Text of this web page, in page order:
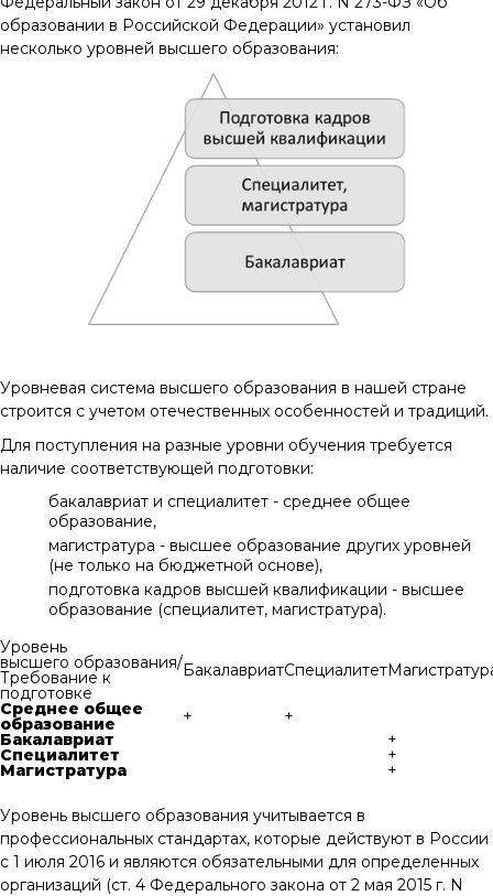
образовании в Российской Федерации» установил
несколько уровней высшего образования:
Уровневая система высшего образования в нашей стране
строится с учетом отечественных особенностей и традиций.
Для поступления на разные уровни обучения требуется
наличие соответствующей подготовки:
бакалавриат и специалитет - среднее общее
образование,
магистратура - высшее образование других уровней
(не только на бюджетной основе),
подготовка кадров высшей квалификации - высшее
образование (специалитет, магистратура).
Уровень
высшего образования/
Требование к
подготовке
БакалавриатСпециалитет
Среднее общее
образование +
+
Бакалавриат
+
Специалитет +
Магистратура +
Уровень высшего образования учитывается в
профессиональных стандартах, которые действуют в России
с 1 июля 2016 и являются обязательными для определенных
организаций (ст. 4 Федерального закона от 2 мая 2015 г. N